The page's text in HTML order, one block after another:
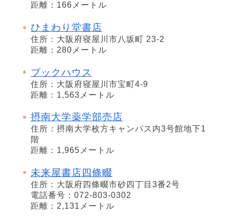
距離：166メートル
ひまわり堂書店
住所：大阪府寝屋川市八坂町 23-2
距離：280メートル
ブックハウス
住所：大阪府寝屋川市宝町4-9
距離：1,563メートル
摂南大学薬学部売店
住所：摂南大学枚方キャンパス内3号館地下1
階
距離：1,965メートル
未来屋書店四條畷
住所：大阪府四條畷市砂四丁目3番2号
電話番号：072-803-0302
距離：2,131メートル